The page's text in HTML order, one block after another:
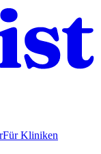
Für Kliniken